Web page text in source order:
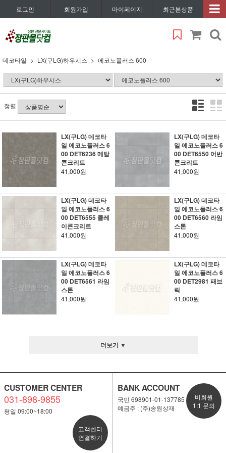
로그인 회원가입 마이페이지 최근본상품
데코타일 LX(구LG)하우시스 에코노플러스 600
정렬
LX(구LG) 데코타
일 에코노플러스 6
00 DET6236 메탈
콘크리트
41,000원
LX(구LG) 데코타
일 에코노플러스 6
00 DET6550 어반
콘크리트
41,000원
LX(구LG) 데코타
일 에코노플러스 6
00 DET6555 클레
이콘크리트
41,000원
LX(구LG) 데코타
일 에코노플러스 6
00 DET6560 라임
스톤
41,000원
LX(구LG) 데코타
일 에코노플러스 6
00 DET6561 라임
스톤
41,000원
LX(구LG) 데코타
일 에코노플러스 6
00 DET2981 패브
릭
41,000원
더보기 ▼
CUSTOMER CENTER
031-898-9855
평일 09:00~18:00
고객센터
연결하기
BANK ACCOUNT
국민 698901-01-137785
예금주 : (주)송원상재
비회원
1:1 문의